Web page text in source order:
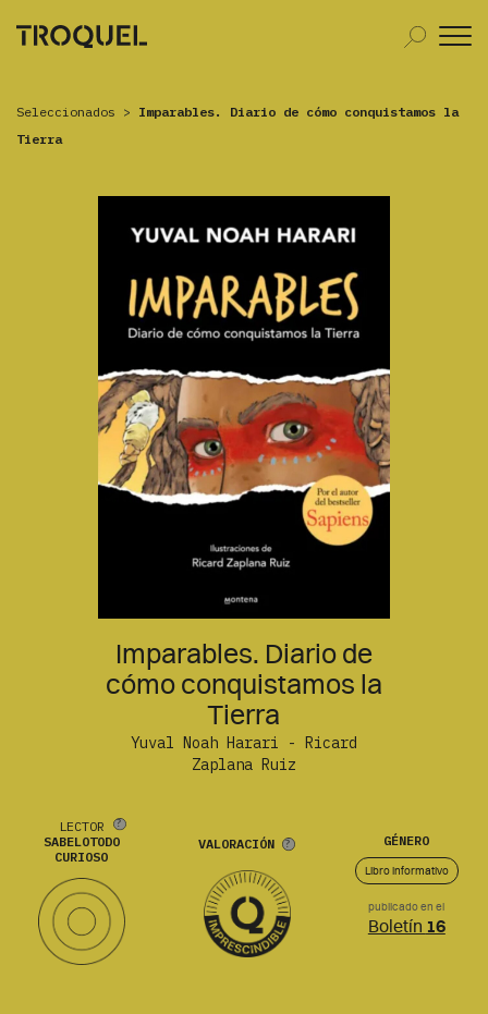
Seleccionados > Imparables. Diario de cómo conquistamos la
Tierra
Imparables. Diario de
cómo conquistamos la
Tierra
Yuval Noah Harari - Ricard
Zaplana Ruiz
LECTOR
SABELOTODO
CURIOSO
VALORACIÓN GÉNERO
Libro informativo
publicado en el
Boletín 16